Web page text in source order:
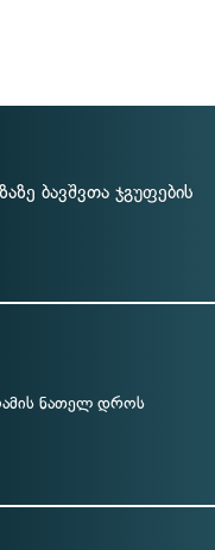
ბავშვთა ჯგუფების
ნათელ დროს